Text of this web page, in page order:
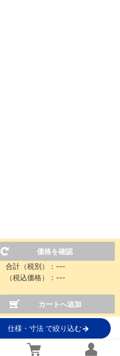
価格を確認
合計（税別）： ---
（税込価格）： ---
カートへ追加
仕様・寸法 で絞り込む